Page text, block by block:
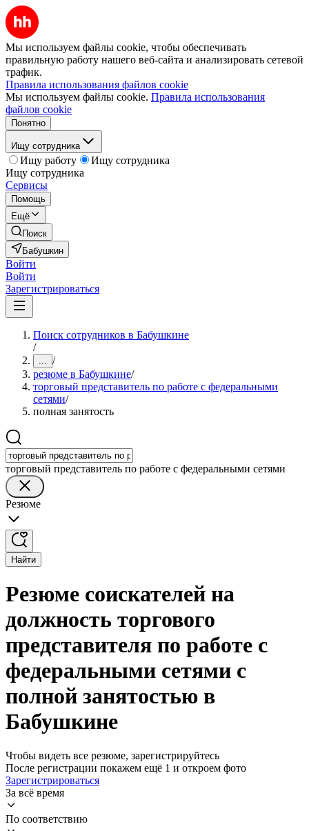
Мы используем файлы cookie, чтобы обеспечивать
правильную работу нашего веб-сайта и анализировать сетевой
трафик.
Правила использования файлов cookie
Мы используем файлы cookie. Правила использования
файлов cookie
Понятно
Ищу сотрудника
Ищу работу
Ищу сотрудника
Ищу сотрудника
Сервисы
Помощь
Ещё
Поиск
Бабушкин
Войти
Войти
Зарегистрироваться
Поиск сотрудников в Бабушкине
/
... /
резюме в Бабушкине/
торговый представитель по работе с федеральными
сетями/
полная занятость
торговый представитель по работе с федеральными сетями
Резюме
Найти
Резюме соискателей на
должность торгового
представителя по работе с
федеральными сетями с
полной занятостью в
Бабушкине
Чтобы видеть все резюме, зарегистрируйтесь
После регистрации покажем ещё 1 и откроем фото
Зарегистрироваться
За всё время
По соответствию